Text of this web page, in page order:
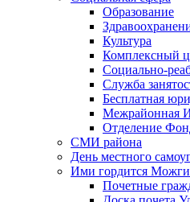
Образование
Культура
Комплексный
Социально-
Служба
Бесплатная
Межрайонная
Отделение
СМИ района
День местного
Ими гордится
Почетные